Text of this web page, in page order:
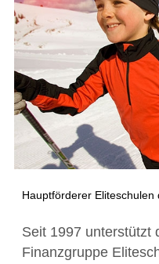
Hauptförderer Eliteschulen
Seit 1997 unterstützt
Finanzgruppe